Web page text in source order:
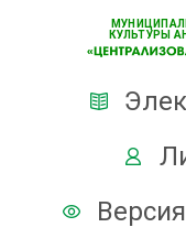
КУЛЬТУРЫ